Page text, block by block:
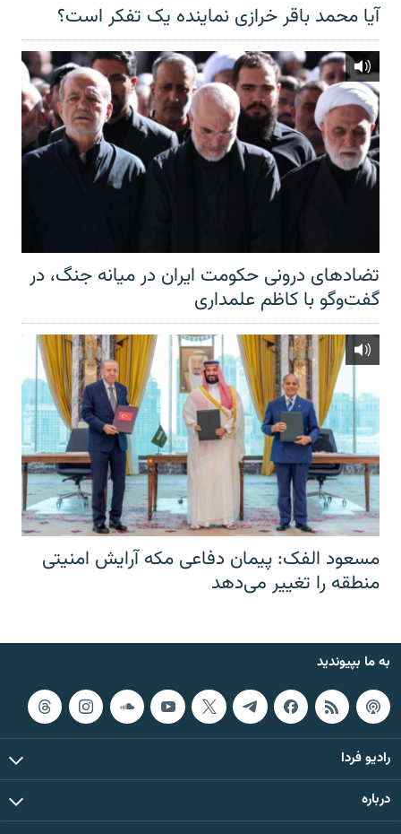
آیا محمد باقر خرازی نماینده یک تفکر است؟
تضادهای درونی حکومت ایران در میانه جنگ، در
گفت‌‌وگو با کاظم علمداری
مسعود الفک: پیمان دفاعی مکه آرایش امنیتی
منطقه را تغییر می‌دهد
به ما بپیوندید
رادیو فردا
درباره